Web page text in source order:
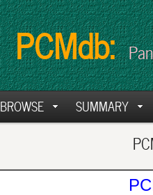
PCMdb:
BROWSE SUMMARY